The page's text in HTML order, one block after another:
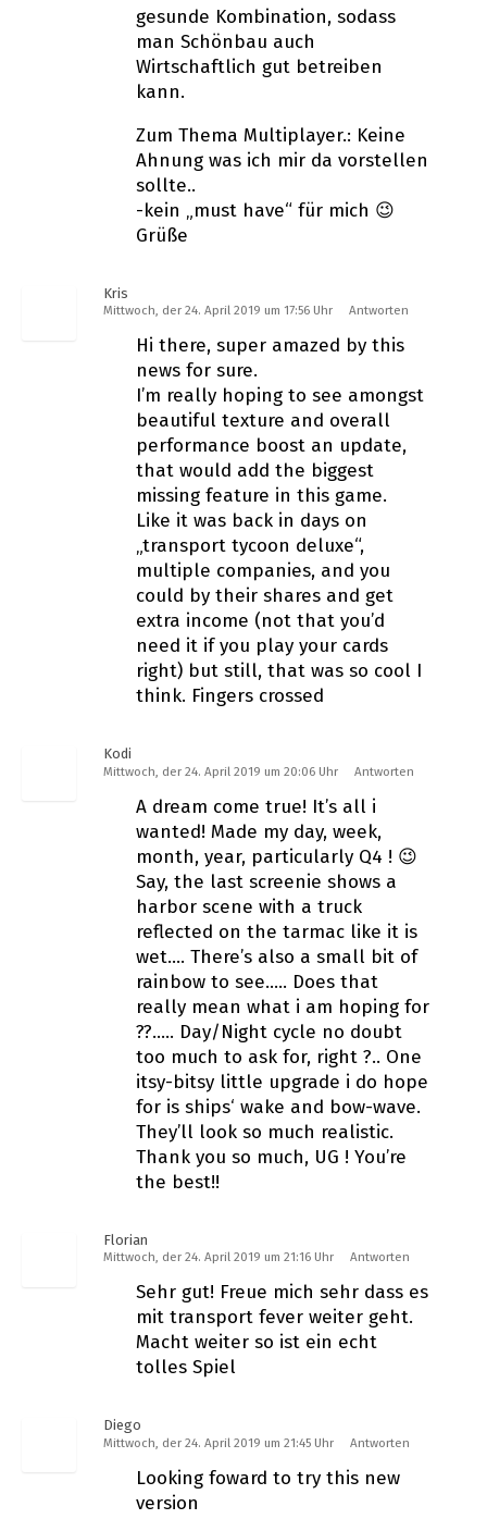
gesunde Kombination, sodass
man Schönbau auch
Wirtschaftlich gut betreiben
kann.
Zum Thema Multiplayer.: Keine
Ahnung was ich mir da vorstellen
sollte..
-kein „must have“ für mich 😉
Grüße
Kris
Mittwoch, der 24. April 2019 um 17:56 Uhr Antworten
Hi there, super amazed by this
news for sure.
I’m really hoping to see amongst
beautiful texture and overall
performance boost an update,
that would add the biggest
missing feature in this game.
Like it was back in days on
„transport tycoon deluxe“,
multiple companies, and you
could by their shares and get
extra income (not that you’d
need it if you play your cards
right) but still, that was so cool I
think. Fingers crossed
Kodi
Mittwoch, der 24. April 2019 um 20:06 Uhr Antworten
A dream come true! It’s all i
wanted! Made my day, week,
month, year, particularly Q4 ! 😉
Say, the last screenie shows a
harbor scene with a truck
reflected on the tarmac like it is
wet…. There’s also a small bit of
rainbow to see….. Does that
really mean what i am hoping for
??….. Day/Night cycle no doubt
too much to ask for, right ?.. One
itsy-bitsy little upgrade i do hope
for is ships‘ wake and bow-wave.
They’ll look so much realistic.
Thank you so much, UG ! You’re
the best!!
Florian
Mittwoch, der 24. April 2019 um 21:16 Uhr Antworten
Sehr gut! Freue mich sehr dass es
mit transport fever weiter geht.
Macht weiter so ist ein echt
tolles Spiel
Diego
Mittwoch, der 24. April 2019 um 21:45 Uhr Antworten
Looking foward to try this new
version